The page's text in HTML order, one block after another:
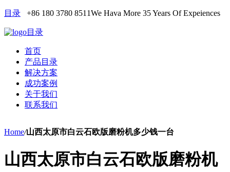
目录 +86 180 3780 8511We Hava More 35 Years Of Expeiences
目录
首页
产品目录
解决方案
成功案例
关于我们
联系我们
Home/山西太原市白云石欧版磨粉机多少钱一台
山西太原市白云石欧版磨粉机